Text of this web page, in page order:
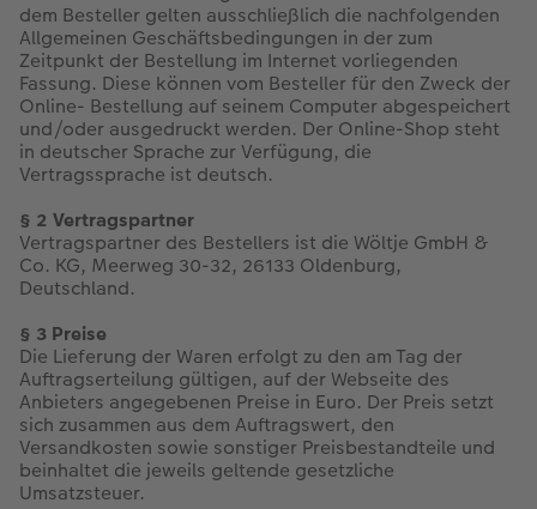
Jahrbuch gestalten
CEWE FOTOBUCH Kids
Panoramaseite
Schuber
Designvorlagen
Kundenbeispiele
Webinare
CEWE myPhotos
Nature Prints
Bilderboxen
Premium Poster
Fotosticker
Fotosets
Fotos digitalisieren
Analog Services
CEWE myPhotos
Photo Streetmap Poster
Acrylglas
Alu-Dibond
Foto auf Holz
Hartschaum
hexxas
Willkommensschild
Wandgestaltung
Dankeskarten Kommunion
Dankeskarten
Urlaubsgrüße
Weitere Anlässe
Papierqualitäten
Fotokarten
Postkarten
Karte mit Einsteckfoto
Textilien
Schule & Büro
Foto-Geschenkbox
Art Prints
Handyhüllen
Haustierwelt
Geschenkideen
Kundenbeispiele
Wandkalender mit Design
NEU: Wandkalender Fineline
Kalender-Kundenbeispiele
Neuheiten
Extras
Max Case
Smartflip
PopGrip
Cardholder
CEWE myPhotos
nachhaltiger Schenken
Danke sagen
Liebe schenken
Geburtstagsgeschenke
Inspiration
App
dem Besteller gelten ausschließlich die nachfolgenden
Allgemeinen Geschäftsbedingungen in der zum
Zeitpunkt der Bestellung im Internet vorliegenden
Fassung. Diese können vom Besteller für den Zweck der
Online- Bestellung auf seinem Computer abgespeichert
und/oder ausgedruckt werden. Der Online-Shop steht
in deutscher Sprache zur Verfügung, die
Vertragssprache ist deutsch.
§ 2 Vertragspartner
Vertragspartner des Bestellers ist die Wöltje GmbH &
Co. KG, Meerweg 30-32, 26133 Oldenburg,
Deutschland.
§ 3 Preise
Die Lieferung der Waren erfolgt zu den am Tag der
Auftragserteilung gültigen, auf der Webseite des
Anbieters angegebenen Preise in Euro. Der Preis setzt
sich zusammen aus dem Auftragswert, den
Versandkosten sowie sonstiger Preisbestandteile und
beinhaltet die jeweils geltende gesetzliche
Umsatzsteuer.